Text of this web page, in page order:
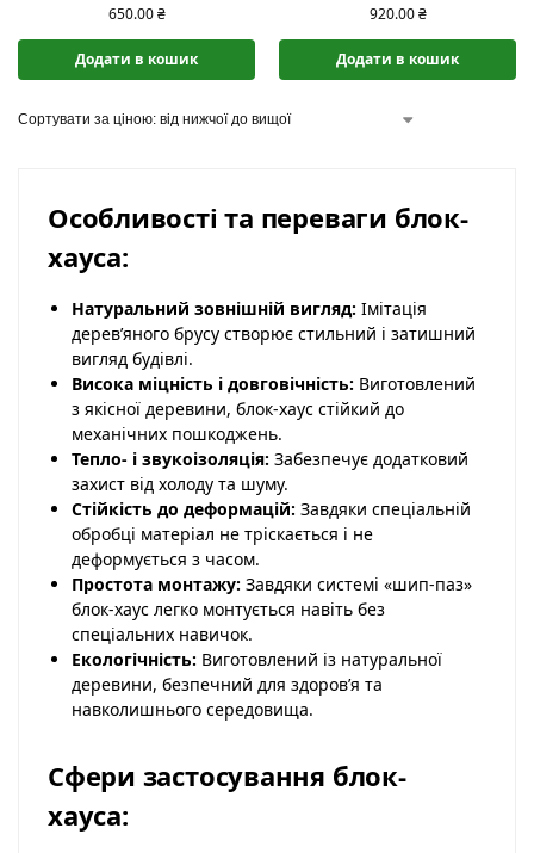
650.00₴
Додати в кошик
920.00₴
Додати в кошик
Особливості та переваги блок-
хауса:
Натуральний зовнішній вигляд: Імітація
дерев’яного брусу створює стильний і затишний
вигляд будівлі.
Висока міцність і довговічність: Виготовлений
з якісної деревини, блок-хаус стійкий до
механічних пошкоджень.
Тепло- і звукоізоляція: Забезпечує додатковий
захист від холоду та шуму.
Стійкість до деформацій: Завдяки спеціальній
обробці матеріал не тріскається і не
деформується з часом.
Простота монтажу: Завдяки системі «шип-паз»
блок-хаус легко монтується навіть без
спеціальних навичок.
Екологічність: Виготовлений із натуральної
деревини, безпечний для здоров’я та
навколишнього середовища.
Сфери застосування блок-
хауса: